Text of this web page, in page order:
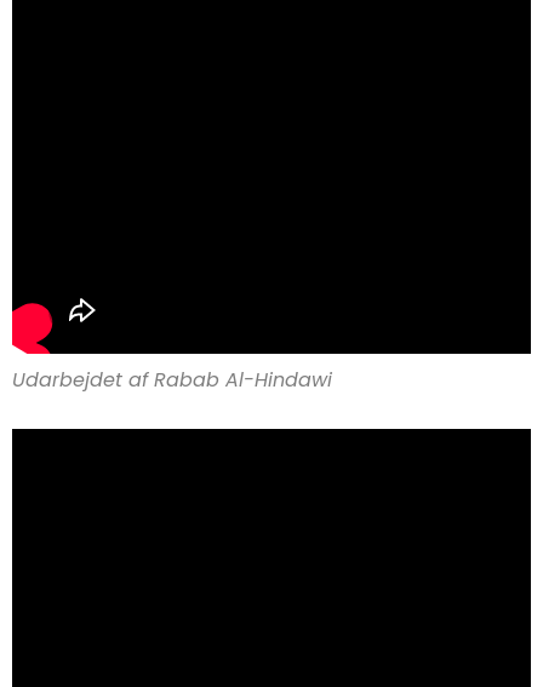
Udarbejdet af Rabab Al-Hindawi